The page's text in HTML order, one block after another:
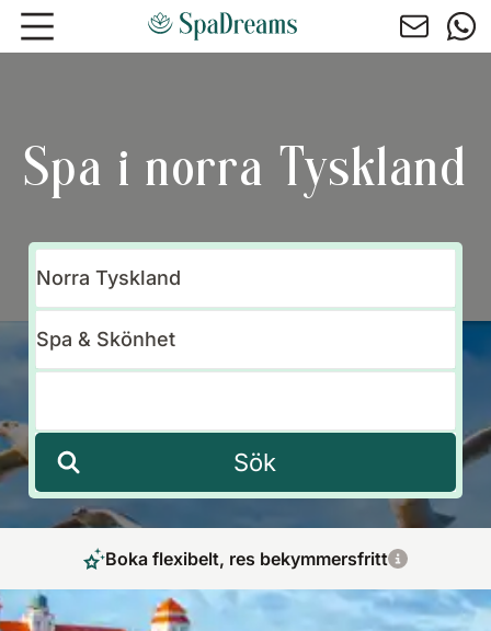
Hoppa till huvudinnehåll
Spa i norra Tyskland
Sök
Boka flexibelt, res bekymmersfritt